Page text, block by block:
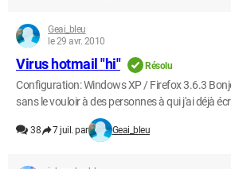
Geai_bleu
le 29 avr. 2010
Virus hotmail "hi" Résolu
Configuration: Windows XP / Firefox 3.6.3
sans le vouloir à des personnes à qui j'ai déjà
38 7 juil. par Geai_bleu